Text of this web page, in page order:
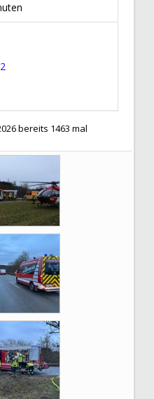
bereits 1463 mal